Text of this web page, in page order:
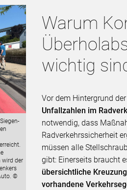
wird der
©
Warum
wichtig
Vor dem Hintergrund
Unfallzahlen im
notwendig, dass
Radverkehrssicherheit
müssen alle
gibt: Einerseits braucht
übersichtliche
vorhandene